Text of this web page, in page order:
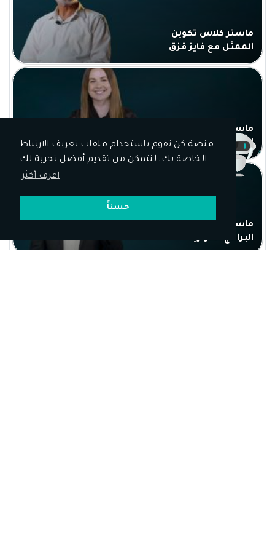
منصة كن تقوم باستخدام ملفات تعريف الارتباط
الخاصة بك، لنتمكن من تقديم أفضل تجربة لك
اعرف أكثر
حسناً
ماستر كلاس تكوين
الممثل مع فايز قزق
ماستر كلاس تقديم
البرامج المنوعة
ماستر كلاس تقديم
البرامج الحوارية